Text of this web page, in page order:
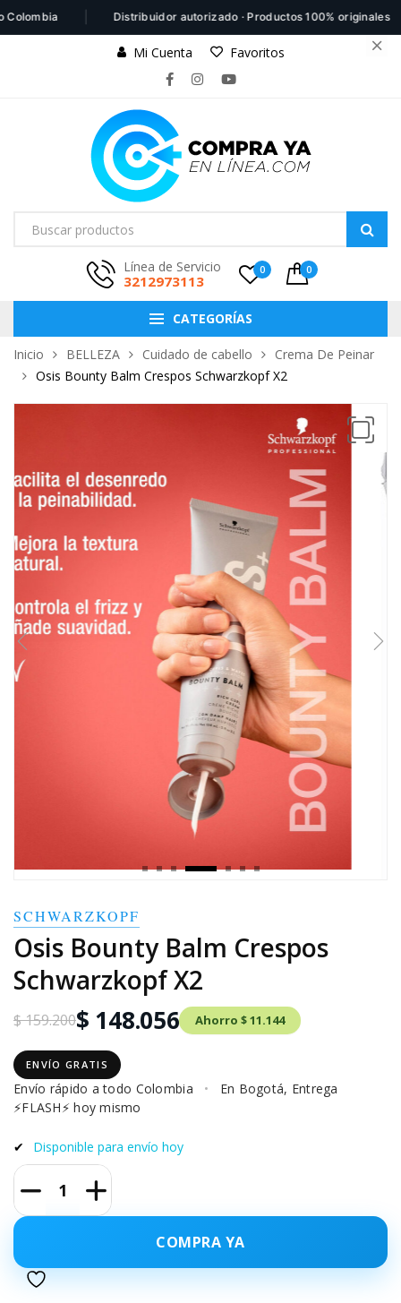
Distribuidor autorizado · Productos 100% originales |
Mi Cuenta Favoritos
Línea de Servicio
3212973113
0 0
CATEGORÍAS
Inicio BELLEZA Cuidado de cabello
Crema De Peinar
Osis Bounty Balm Crespos Schwarzkopf X2